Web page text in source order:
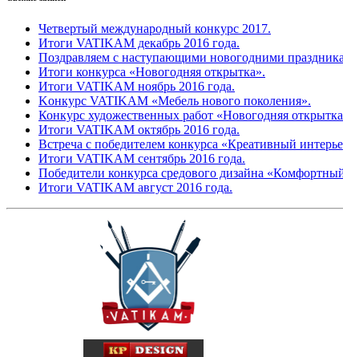
Четвертый международный конкурс 2017.
Итоги VATIKAM декабрь 2016 года.
Поздравляем с наступающими новогодними
Итоги конкурса «Новогодняя открытка».
Итоги VATIKAM ноябрь 2016 года.
Kонкурс VATIKAM «Мебель нового поколения».
Конкурс художественных работ «Новогодняя
Итоги VATIKAM октябрь 2016 года.
Встреча с победителем конкурса «Креативный
Итоги VATIKAM сентябрь 2016 года.
Победители конкурса средового дизайна
Итоги VATIKAM август 2016 года.